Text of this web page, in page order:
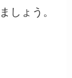
しょう。